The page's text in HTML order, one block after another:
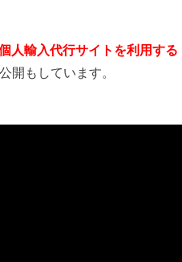
人輸入代行サイトを利用する
開もしています。